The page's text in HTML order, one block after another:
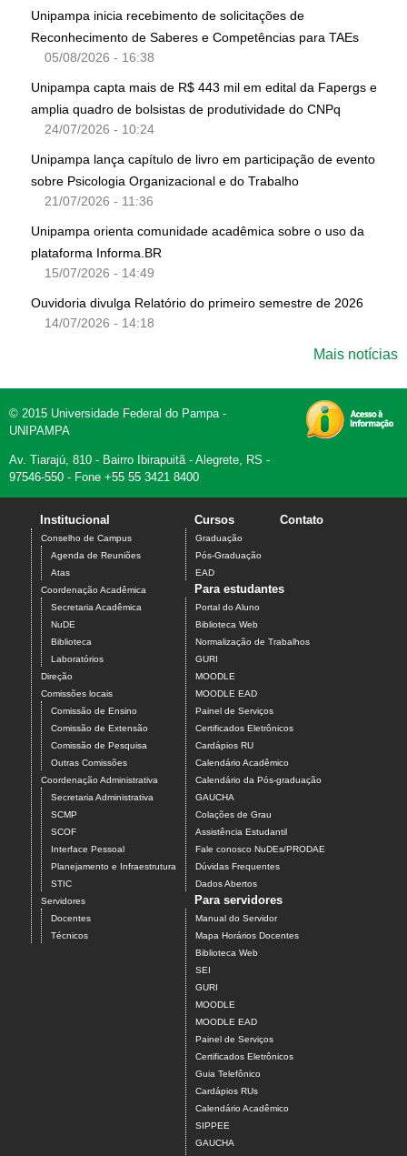
Unipampa inicia recebimento de solicitações de
Reconhecimento de Saberes e Competências para TAEs
05/08/2026 - 16:38
Unipampa capta mais de R$ 443 mil em edital da Fapergs e
amplia quadro de bolsistas de produtividade do CNPq
24/07/2026 - 10:24
Unipampa lança capítulo de livro em participação de evento
sobre Psicologia Organizacional e do Trabalho
21/07/2026 - 11:36
Unipampa orienta comunidade acadêmica sobre o uso da
plataforma Informa.BR
15/07/2026 - 14:49
Ouvidoria divulga Relatório do primeiro semestre de 2026
14/07/2026 - 14:18
Mais notícias
© 2015 Universidade Federal do Pampa -
UNIPAMPA
Av. Tiarajú, 810 - Bairro Ibirapuitã - Alegrete, RS -
97546-550 - Fone +55 55 3421 8400
Institucional
Conselho de Campus
Agenda de Reuniões
Atas
Coordenação Acadêmica
Secretaria Acadêmica
NuDE
Biblioteca
Laboratórios
Direção
Comissões locais
Comissão de Ensino
Comissão de Extensão
Comissão de Pesquisa
Outras Comissões
Coordenação Administrativa
Secretaria Administrativa
SCMP
SCOF
Interface Pessoal
Planejamento e Infraestrutura
STIC
Servidores
Docentes
Técnicos
Cursos
Graduação
Pós-Graduação
EAD
Contato
Para estudantes
Portal do Aluno
Biblioteca Web
Normalização de Trabalhos
GURI
MOODLE
MOODLE EAD
Painel de Serviços
Certificados Eletrônicos
Cardápios RU
Calendário Acadêmico
Calendário da Pós-graduação
GAUCHA
Colações de Grau
Assistência Estudantil
Fale conosco NuDEs/PRODAE
Dúvidas Frequentes
Dados Abertos
Para servidores
Manual do Servidor
Mapa Horários Docentes
Biblioteca Web
SEI
GURI
MOODLE
MOODLE EAD
Painel de Serviços
Certificados Eletrônicos
Guia Telefônico
Cardápios RUs
Calendário Acadêmico
SIPPEE
GAUCHA